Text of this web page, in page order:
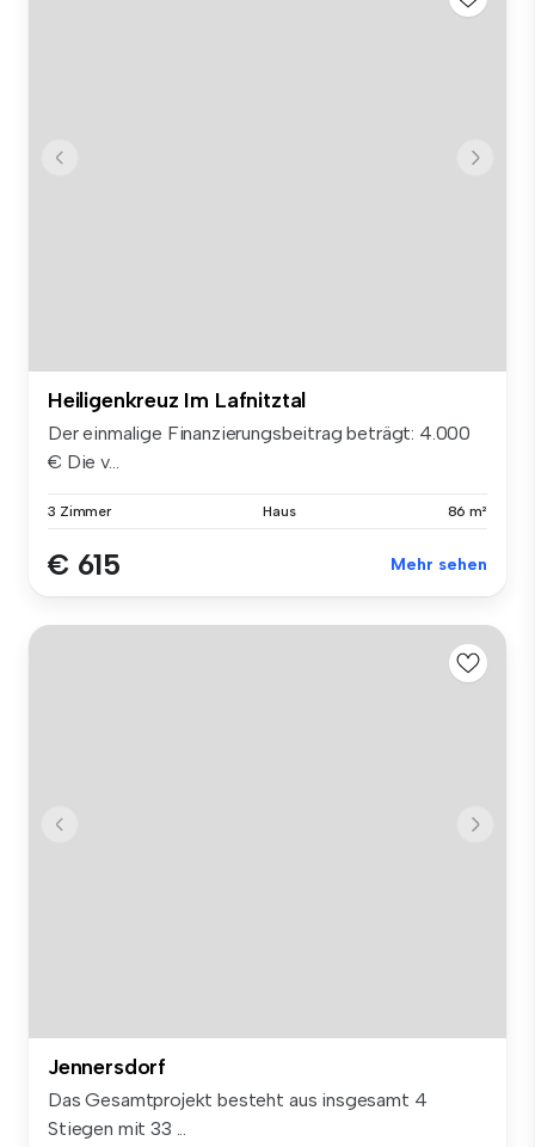
Heiligenkreuz Im Lafnitztal
Der einmalige Finanzierungsbeitrag beträgt: 4.000
€ Die v...
3 Zimmer Haus 86 m²
€ 615 Mehr sehen
Jennersdorf
Das Gesamtprojekt besteht aus insgesamt 4
Stiegen mit 33 ...